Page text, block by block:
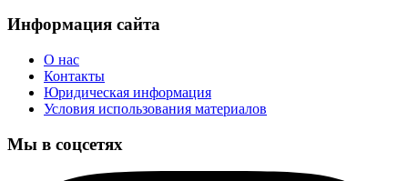
Информация сайта
О нас
Контакты
Юридическая информация
Условия использования материалов
Мы в соцсетях